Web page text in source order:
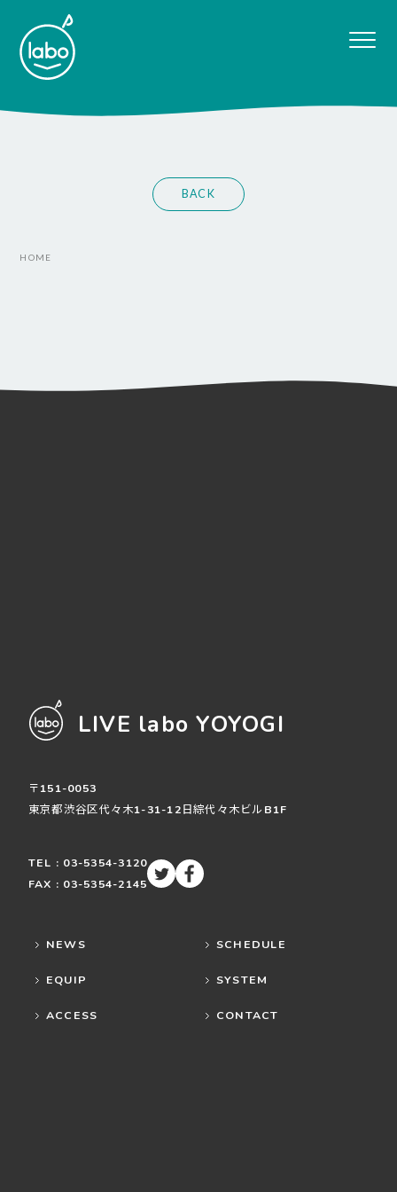
BACK
HOME
LIVE labo YOYOGI
〒151-0053
東京都渋谷区代々木1-31-12日綜代々木ビルB1F
TEL : 03-5354-3120
FAX : 03-5354-2145
NEWS SCHEDULE
EQUIP SYSTEM
ACCESS CONTACT